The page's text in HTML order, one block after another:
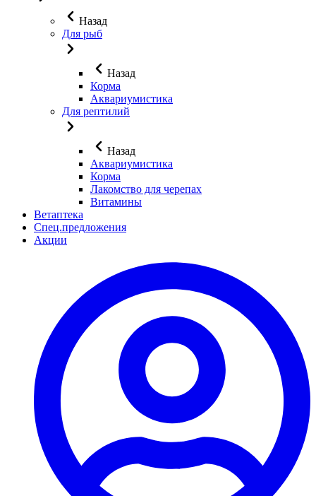
Назад
Для рыб
Назад
Корма
Аквариумистика
Для рептилий
Назад
Аквариумистика
Корма
Лакомство для черепах
Витамины
Ветаптека
Спец.предложения
Акции